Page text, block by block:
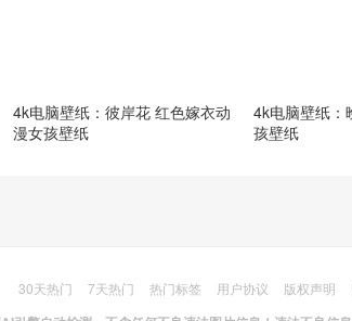
4k电脑壁纸：彼岸花 红色嫁衣动
漫女孩壁纸
4k电脑壁纸：
孩壁纸
30天热门 7天热门 热门标签 用户协议 版权声明